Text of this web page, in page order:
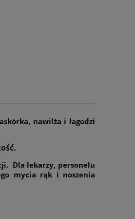
nawilża i łagodzi
Dla lekarzy, personelu
mycia rąk i noszenia